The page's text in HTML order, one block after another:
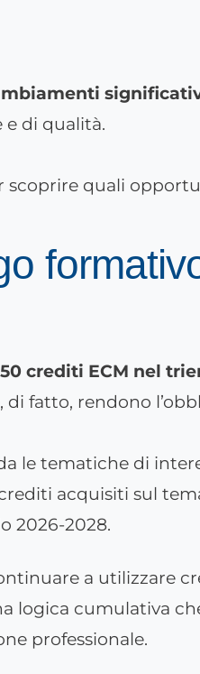
di qualità.
scoprire quali
crediti ECM nel
fatto, rendono
le tematiche di
acquisiti sul
2026-2028.
a utilizzare
logica cumulativa
professionale.